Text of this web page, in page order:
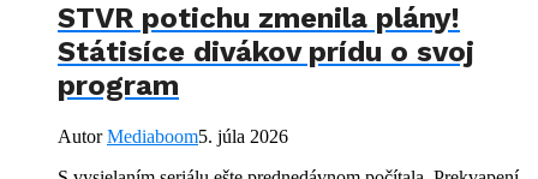
STVR potichu zmenila plány!
Státisíce divákov prídu o svoj
program
AutorMediaboom5. júla 2026